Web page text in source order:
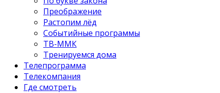
Преображение
Растопим лёд
Событийные программы
ТВ-ММК
Тренируемся дома
Телепрограмма
Телекомпания
Где смотреть